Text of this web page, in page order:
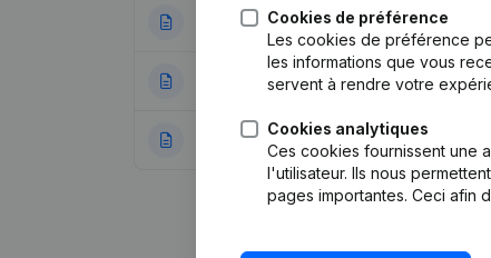
09-03-2016 Siège Social
29-07-2009 Demissions -
30-03-2004 Demission(s)
Cookies de préférence
Les cookies de préférence
les informations que vous
servent à rendre votre
Cookies analytiques
Ces cookies fournissent une
l'utilisateur. Ils nous
pages importantes. Ceci afin